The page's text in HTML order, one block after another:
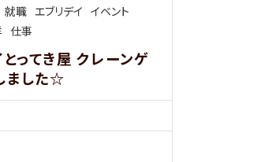
就職 エブリデイ イベント
仕事
ってき屋 クレーンゲ
ました☆